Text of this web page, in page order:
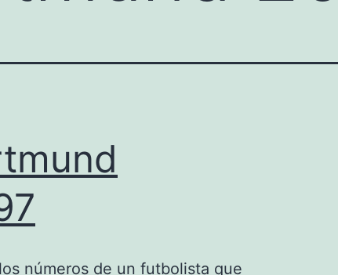
números de un futbolista que